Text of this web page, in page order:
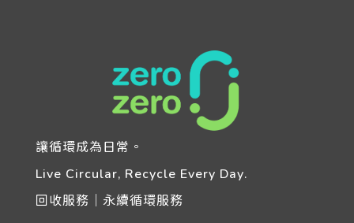
讓循環成為日常。
Live Circular, Recycle Every Day.
回收服務｜永續循環服務